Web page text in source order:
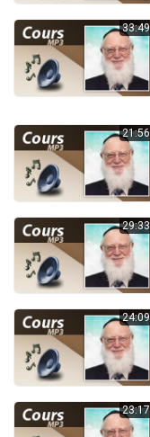
33:49
21:56
29:33
24:09
23:17